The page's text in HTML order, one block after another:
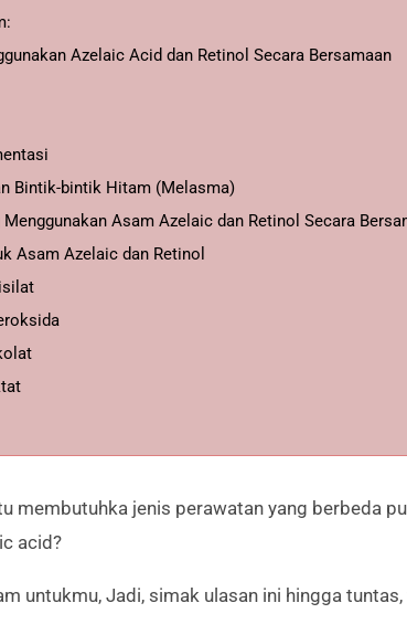
Azelaic Acid dan Retinol Secara Bersamaan
Bintik-bintik Hitam (Melasma)
Asam Azelaic dan Retinol Secara
Asam Azelaic dan Retinol
membutuhka jenis perawatan yang berbeda
acid?
untukmu, Jadi, simak ulasan ini hingga tuntas,